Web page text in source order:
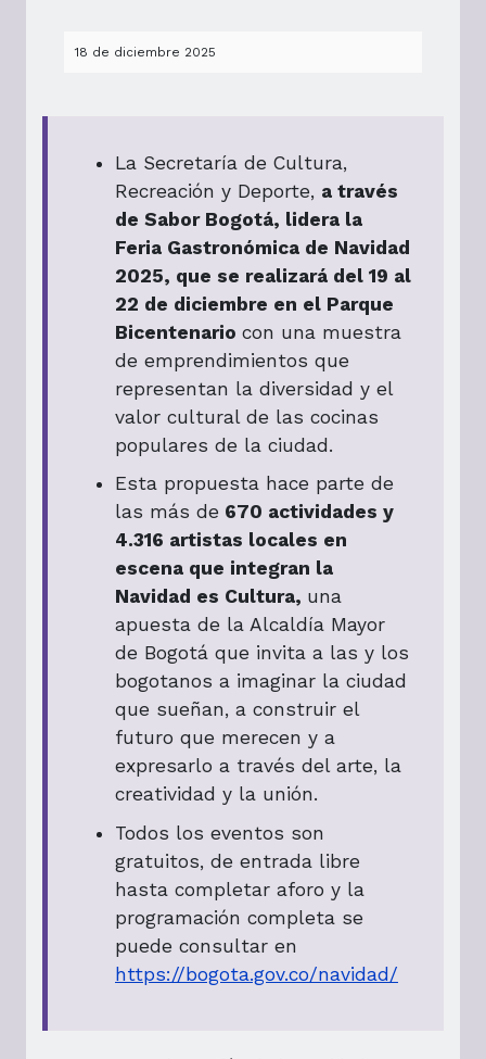
18 de diciembre 2025
La Secretaría de Cultura,
Recreación y Deporte, a través
de Sabor Bogotá, lidera la
Feria Gastronómica de Navidad
2025, que se realizará del 19 al
22 de diciembre en el Parque
Bicentenario con una muestra
de emprendimientos que
representan la diversidad y el
valor cultural de las cocinas
populares de la ciudad.
Esta propuesta hace parte de
las más de 670 actividades y
4.316 artistas locales en
escena que integran la
Navidad es Cultura, una
apuesta de la Alcaldía Mayor
de Bogotá que invita a las y los
bogotanos a imaginar la ciudad
que sueñan, a construir el
futuro que merecen y a
expresarlo a través del arte, la
creatividad y la unión.
Todos los eventos son
gratuitos, de entrada libre
hasta completar aforo y la
programación completa se
puede consultar en
https://bogota.gov.co/navidad/